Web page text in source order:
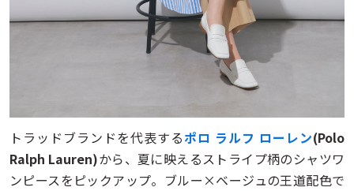
トラッドブランドを代表するポロ ラルフ ローレン(Polo
Ralph Lauren)から、夏に映えるストライプ柄のシャツワ
ンピースをピックアップ。ブルー×ベージュの王道配色で